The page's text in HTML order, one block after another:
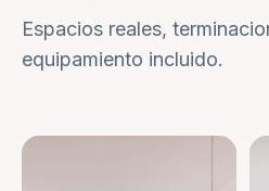
Espacios reales,
equipamiento incluido.